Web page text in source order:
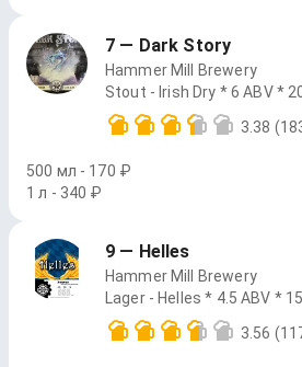
7 — Dark Story
Hammer Mill Brewery
Stout - Irish Dry * 6 ABV *
3.38
500 мл - 170 ₽
1 л - 340 ₽
9 — Helles
Hammer Mill Brewery
Lager - Helles * 4.5 ABV *
3.56